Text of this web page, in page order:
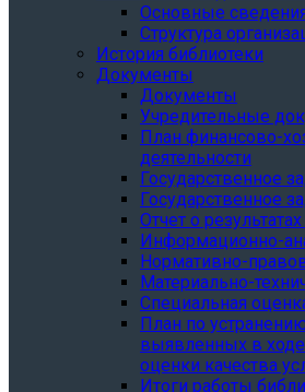
Основные
Структура
История библиотеки
Документы
Документы
Учредительные
План финансово-
деятельности
Государственное
Государственное
Отчет о
Информационно-
Нормативно-
Материально-
Специальная
План по
выявленных в
оценки качества
Итоги работы